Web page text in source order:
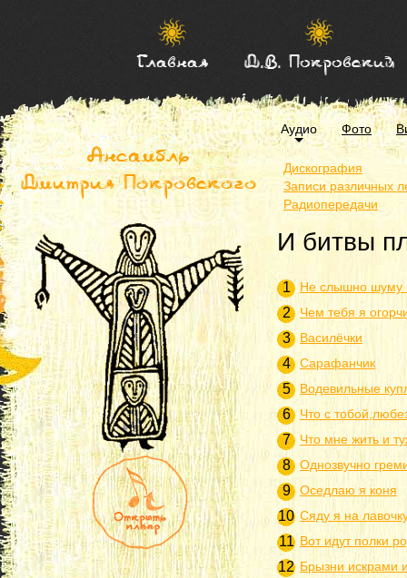
Главная Д.В. Покровский
Ансамбль
Дмитрия Покровского
Аудио Фото
Дискография
Записи различных
Радиопередачи
И битвы
1 Не слышно шуму
2 Чем тебя я
3 Василёчки
4 Сарафанчик
5 Водевильные
6 Что с
7 Что мне жить и
8 Однозвучно
9 Оседлаю я коня
10 Сяду я на
11 Вот идут полки
12 Брызни искрами